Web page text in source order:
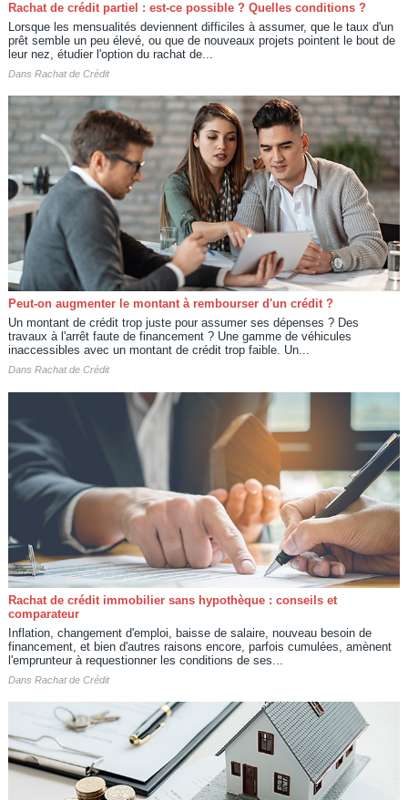
Rachat de crédit partiel : est-ce possible ? Quelles conditions ?
Lorsque les mensualités deviennent difficiles à assumer, que le taux d'un
prêt semble un peu élevé, ou que de nouveaux projets pointent le bout de
leur nez, étudier l'option du rachat de...
Dans Rachat de Crédit
Peut-on augmenter le montant à rembourser d'un crédit ?
Un montant de crédit trop juste pour assumer ses dépenses ? Des
travaux à l'arrêt faute de financement ? Une gamme de véhicules
inaccessibles avec un montant de crédit trop faible. Un...
Dans Rachat de Crédit
Rachat de crédit immobilier sans hypothèque : conseils et
comparateur
Inflation, changement d'emploi, baisse de salaire, nouveau besoin de
financement, et bien d'autres raisons encore, parfois cumulées, amènent
l'emprunteur à requestionner les conditions de ses...
Dans Rachat de Crédit